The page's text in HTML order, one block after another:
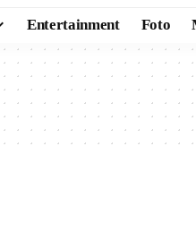
Entertainment Foto